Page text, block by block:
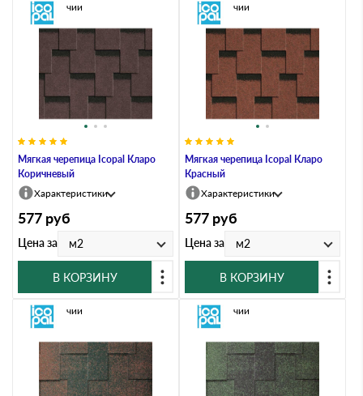
Мягкая черепица Icopal Кларо
Коричневый
В наличии
Характеристики
577 руб
Цена за м2
В КОРЗИНУ
Мягкая черепица Icopal Кларо
Красный
В наличии
Характеристики
577 руб
Цена за м2
В КОРЗИНУ
В наличии В наличии